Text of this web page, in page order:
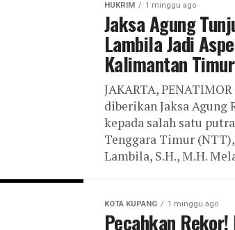
HUKRIM 1 minggu ago
Jaksa Agung
Lambila Jadi
Kalimantan Timur
JAKARTA,
diberikan Jaksa Agung
kepada salah satu
Tenggara Timur
Lambila, S.H., M.H.
KOTA KUPANG 1 minggu ago
Pecahkan